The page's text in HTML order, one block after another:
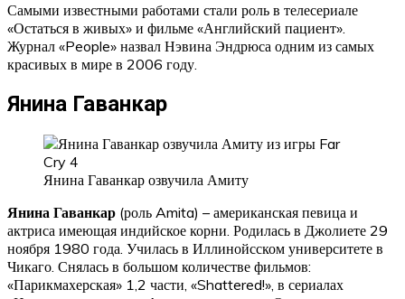
Самыми известными работами стали роль в телесериале
«Остаться в живых» и фильме «Английский пациент».
Журнал «People» назвал Нэвина Эндрюса одним из самых
красивых в мире в 2006 году.
Янина Гаванкар
Янина Гаванкар озвучила Амиту
Янина Гаванкар (роль Amita) – американская певица и
актриса имеющая индийское корни. Родилась в Джолиете 29
ноября 1980 года. Училась в Иллинойсском университете в
Чикаго. Снялась в большом количестве фильмов:
«Парикмахерская» 1,2 части, «Shattered!», в сериалах